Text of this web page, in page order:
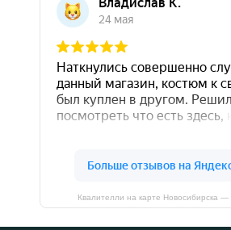
Квалителли на карте Новосибирска —